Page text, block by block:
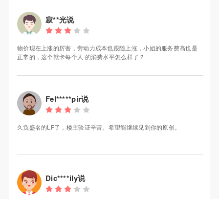
寂**光说
物价现在上涨的厉害，劳动力成本也跟随上涨，小姐的服务费高也是
正常的，这个就卡每个人 的消费水平怎么样了？
Fel*****pir说
久负盛名的LF了，楼主验证辛苦。希望能继续见到你的原创。
Dic****ily说